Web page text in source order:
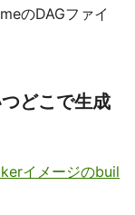
のDAGファイ
どこで生成
イメージのbuil